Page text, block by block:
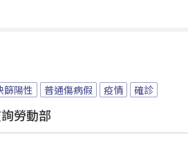
篩陽性 普通傷病假 疫情 確診
勞動部